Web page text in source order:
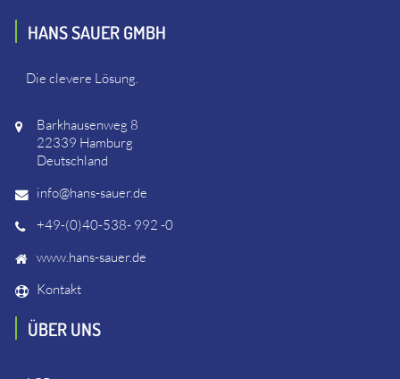
HANS SAUER GMBH
Die clevere Lösung.
Barkhausenweg 8
22339 Hamburg
Deutschland
info@hans-sauer.de
+49-(0)40-538- 992 -0
www.hans-sauer.de
Kontakt
ÜBER UNS